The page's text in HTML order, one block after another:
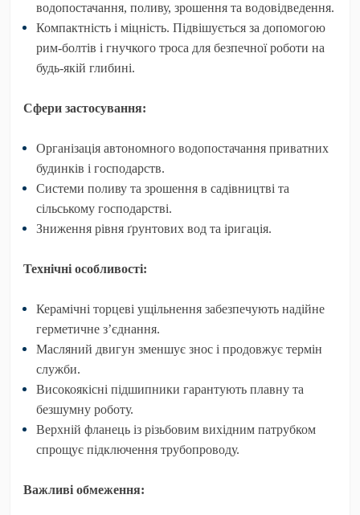
водопостачання, поливу, зрошення та водовідведення.
Компактність і міцність. Підвішується за допомогою
рим-болтів і гнучкого троса для безпечної роботи на
будь-якій глибині.
Сфери застосування:
Організація автономного водопостачання приватних
будинків і господарств.
Системи поливу та зрошення в садівництві та
сільському господарстві.
Зниження рівня ґрунтових вод та іригація.
Технічні особливості:
Керамічні торцеві ущільнення забезпечують надійне
герметичне з’єднання.
Масляний двигун зменшує знос і продовжує термін
служби.
Високоякісні підшипники гарантують плавну та
безшумну роботу.
Верхній фланець із різьбовим вихідним патрубком
спрощує підключення трубопроводу.
Важливі обмеження: